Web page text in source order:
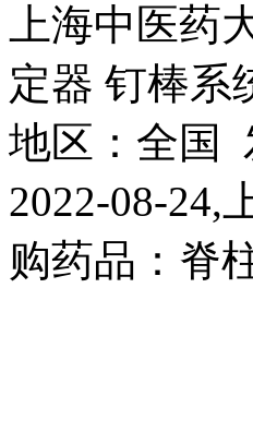
上海中医药
定器 钉棒系
地区：全国
2022-08-24,
购药品：脊